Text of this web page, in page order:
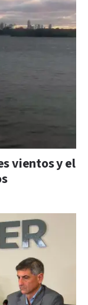
vientos y el